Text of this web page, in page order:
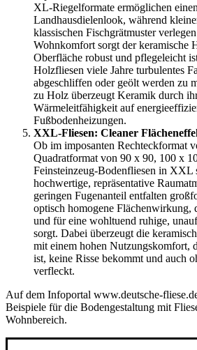
XL-Riegelformate ermöglichen
Landhausdielenlook, während
klassischen Fischgrätmuster
Wohnkomfort sorgt der keramische
Oberfläche robust und pflegeleicht
Holzfliesen viele Jahre turbulentes
abgeschliffen oder geölt werden zu
zu Holz überzeugt Keramik durch
Wärmeleitfähigkeit auf
Fußbodenheizungen.
XXL-Fliesen: Cleaner
Ob im imposanten Rechteckformat
Quadratformat von 90 x 90, 100 x
Feinsteinzeug-Bodenfliesen in XXL
hochwertige, repräsentative
geringen Fugenanteil entfalten
optisch homogene Flächenwirkung,
und für eine wohltuend ruhige,
sorgt. Dabei überzeugt die
mit einem hohen Nutzungskomfort,
ist, keine Risse bekommt und auch
verfleckt.
Auf dem Infoportal www.deutsche-
Beispiele für die Bodengestaltung mit
Wohnbereich.